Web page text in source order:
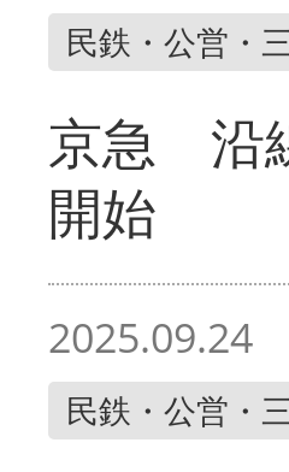
民鉄・公営・
京急 沿
開始
2025.09.24
民鉄・公営・